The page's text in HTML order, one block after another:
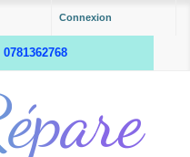
Connexion
0781362768